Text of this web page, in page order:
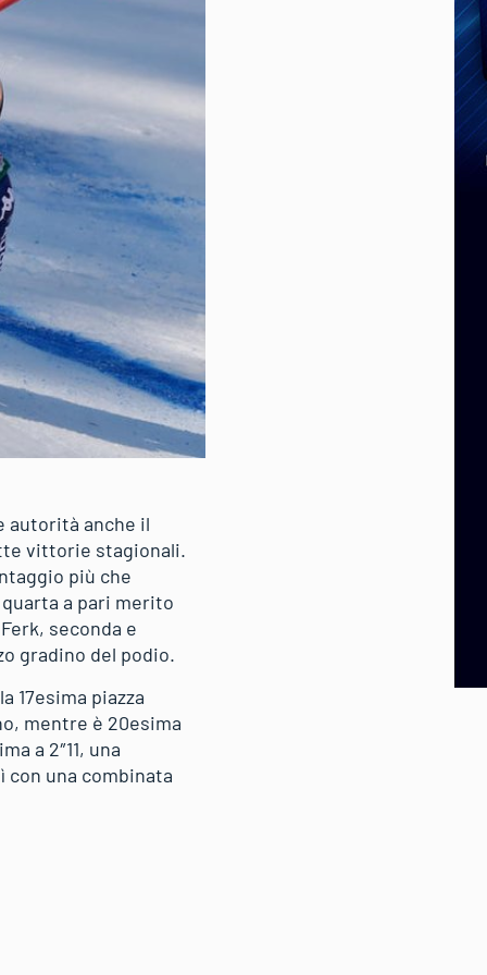
autorità anche il
vittorie stagionali.
più che
a pari merito
seconda e
gradino del podio.
17esima piazza
mentre è 20esima
a 2″11, una
con una combinata